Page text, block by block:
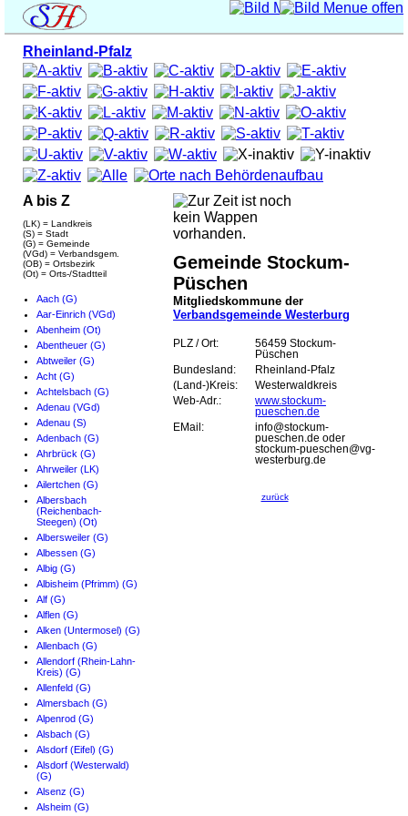
Rheinland-Pfalz
A bis Z
(LK) = Landkreis
(S) = Stadt
(G) = Gemeinde
(VGd) = Verbandsgem.
(OB) = Ortsbezirk
(Ot) = Orts-/Stadtteil
Aach (G)
Aar-Einrich (VGd)
Abenheim (Ot)
Abentheuer (G)
Abtweiler (G)
Acht (G)
Achtelsbach (G)
Adenau (VGd)
Adenau (S)
Adenbach (G)
Ahrbrück (G)
Ahrweiler (LK)
Ailertchen (G)
Albersbach
(Reichenbach-
Steegen) (Ot)
Albersweiler (G)
Albessen (G)
Albig (G)
Albisheim (Pfrimm) (G)
Alf (G)
Alflen (G)
Alken (Untermosel) (G)
Allenbach (G)
Allendorf (Rhein-Lahn-
Kreis) (G)
Allenfeld (G)
Almersbach (G)
Alpenrod (G)
Alsbach (G)
Alsdorf (Eifel) (G)
Alsdorf (Westerwald)
(G)
Alsenz (G)
Alsheim (G)
Gemeinde Stockum-
Püschen
Mitgliedskommune der
Verbandsgemeinde Westerburg
PLZ / Ort:
56459 Stockum-
Püschen
Bundesland:
Rheinland-Pfalz
(Land-)Kreis:
Westerwaldkreis
Web-Adr.:
www.stockum-
pueschen.de
EMail:
info@stockum-
pueschen.de oder
stockum-pueschen@vg-
westerburg.de
zurück